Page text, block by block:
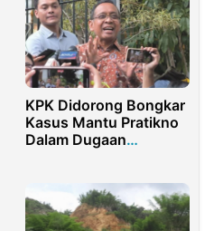
KPK Didorong Bongkar
Kasus Mantu Pratikno
Dalam Dugaan